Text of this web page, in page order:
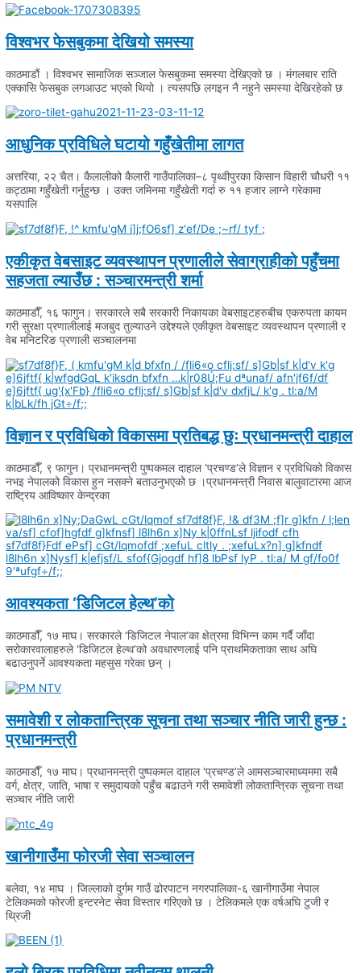
विश्वभर फेसबुकमा देखियो समस्या
काठमाडौं । विश्वभर सामाजिक सञ्जाल फेसबुकमा समस्या देखिएको छ । मंगलबार राति
एक्कासि फेसबुक लगआउट भएको थियो । त्यसपछि लगइन नै नहुने समस्या देखिरहेको छ
आधुनिक प्रविधिले घटायो गहुँखेतीमा लागत
अत्तरिया, २२ चैत। कैलालीको कैलारी गाउँपालिका–८ पृथ्वीपुरका किसान विहारी चौधरी ११
कट्ठामा गहुँखेती गर्नुहुन्छ । उक्त जमिनमा गहुँखेती गर्दा रु ११ हजार लाग्ने गरेकामा
यसपालि
एकीकृत वेबसाइट व्यवस्थापन प्रणालीले सेवाग्राहीको पहुँचमा
सहजता ल्याउँछ : सञ्चारमन्त्री शर्मा
काठमाडौँ, १६ फागुन। सरकारले सबै सरकारी निकायका वेबसाइटहरुबीच एकरुपता कायम
गरी सुरक्षा प्रणालीलाई मजबुद तुल्याउने उद्देश्यले एकीकृत वेबसाइट व्यवस्थापन प्रणाली र
वेब मनिटरिङ प्रणाली सञ्चालनमा
विज्ञान र प्रविधिको विकासमा प्रतिबद्ध छुः प्रधानमन्त्री दाहाल
काठमाडौँ, ९ फागुन। प्रधानमन्त्री पुष्पकमल दाहाल ‘प्रचण्ड’ले विज्ञान र प्रविधिको विकास
नभइ नेपालको विकास हुन नसक्ने बताउनुभएको छ ।प्रधानमन्त्री निवास बालुवाटारमा आज
राष्ट्रिय आविष्कार केन्द्रका
आवश्यकता ‘डिजिटल हेल्थ’को
काठमाडौँ, १७ माघ। सरकारले ‘डिजिटल नेपाल’का क्षेत्रमा विभिन्न काम गर्दै जाँदा
सरोकारवालाहरुले ‘डिजिटल हेल्थ’को अवधारणलाई पनि प्राथमिकताका साथ अघि
बढाउनुपर्ने आवश्यकता महसुस गरेका छन् ।
समावेशी र लोकतान्त्रिक सूचना तथा सञ्चार नीति जारी हुन्छ :
प्रधानमन्त्री
काठमाडौँ, १७ माघ। प्रधानमन्त्री पुष्पकमल दाहाल ‘प्रचण्ड’ले आमसञ्चारमाध्यममा सबै
वर्ग, क्षेत्र, जाति, भाषा र समुदायको पहुँच बढाउने गरी समावेशी लोकतान्त्रिक सूचना तथा
सञ्चार नीति जारी
खानीगाउँमा फोरजी सेवा सञ्चालन
बलेवा, १४ माघ । जिल्लाको दुर्गम गाउँ ढोरपाटन नगरपालिका-६ खानीगाउँमा नेपाल
टेलिकमको फोरजी इन्टरनेट सेवा विस्तार गरिएको छ । टेलिकमले एक वर्षअघि टुजी र
थ्रिजी